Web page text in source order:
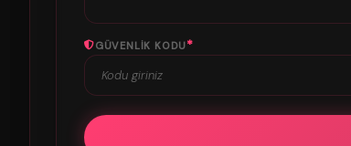
GÜVENLIK KODU*